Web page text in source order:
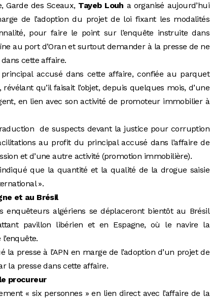
Garde des Sceaux, Tayeb Louh a organisé aujourd’hui
de l’adoption du projet de loi fixant les modalités
pour faire le point sur l’enquête instruite dans
au port d’Oran et surtout demander à la presse de ne
cette affaire.
accusé dans cette affaire, confiée au parquet
qu’il faisait l’objet, depuis quelques mois, d’une
en lien avec son activité de promoteur immobilier à
de suspects devant la justice pour corruption
au profit du principal accusé dans l’affaire de
et d’une autre activité (promotion immobilière).
que la quantité et la qualité de la drogue saisie
».
et au Brésil
enquêteurs algériens se déplaceront bientôt au Brésil
pavillon libérien et en Espagne, où le navire la
presse à l’APN en marge de l’adoption d’un projet de
la presse dans cette affaire.
procureur
« six personnes » en lien direct avec l’affaire de la